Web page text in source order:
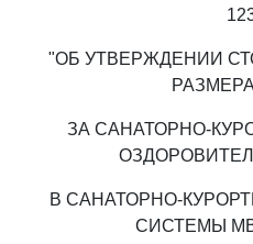
"ОБ УТВЕРЖДЕНИИ
ЗА САНАТОРНО-
В САНАТОРНО-
СИСТЕМЫ